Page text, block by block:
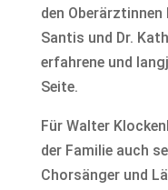
den Oberärztinnen
Santis und Dr.
erfahrene und
Seite.
Für Walter
der Familie auch
Chorsänger und